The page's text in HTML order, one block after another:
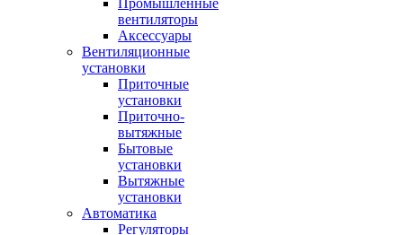
Промышленные
вентиляторы
Аксессуары
Вентиляционные
установки
Приточные
установки
Приточно-
вытяжные
Бытовые
установки
Вытяжные
установки
Автоматика
Регуляторы